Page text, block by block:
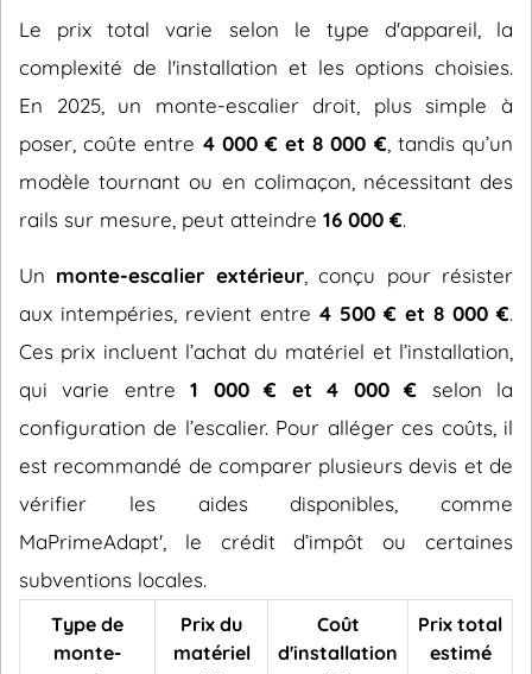
Le prix total varie selon le type d'appareil, la
complexité de l'installation et les options choisies.
En 2025, un monte-escalier droit, plus simple à
poser, coûte entre 4 000 € et 8 000 € , tandis qu’un
modèle tournant ou en colimaçon, nécessitant des
rails sur mesure, peut atteindre 16 000 €.
Un monte-escalier extérieur, conçu pour résister
aux intempéries, revient entre 4 500 € et 8 000 €.
Ces prix incluent l’achat du matériel et l’installation,
qui varie entre1 000 € et 4 000 € selon la
configuration de l’escalier. Pour alléger ces coûts, il
est recommandé de comparer plusieurs devis et de
vérifier les aides disponibles, comme
MaPrimeAdapt', le crédit d’impôt ou certaines
subventions locales.
Type de
monte-
Prix du
matériel
Coût
d'installation
Prix total
estimé